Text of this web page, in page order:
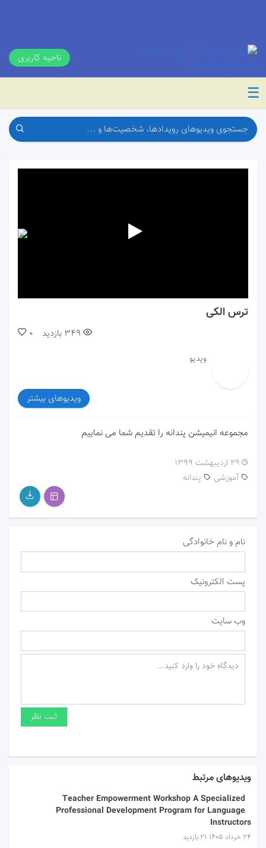
ناحیه کاربری
☰
ترس الکی
0 349 بازدید
ویدیو
ویدیوهای بیشتر
مجموعه انیمیشن پندانه را تقدیم شما می نماییم
۲۹ اردیبهشت ۱۳۹۹
آموزشی
پندانه
نام و نام خانوادگی
پست الکترونیک
وب سایت
ویدیوهای مرتبط
Teacher Empowerment Workshop A Specialized
Professional Development Program for Language
Instructors
۲۴ خرداد ۱۴۰۵ 21 بازدید